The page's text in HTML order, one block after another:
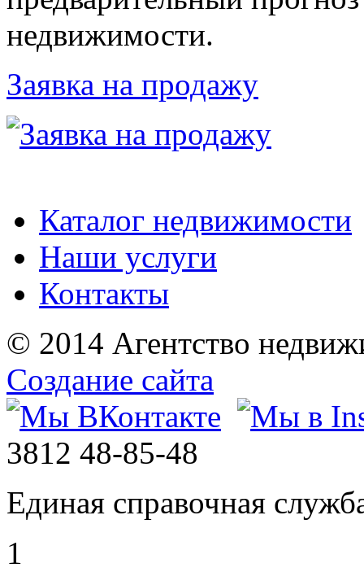
недвижимости.
Заявка на продажу
Каталог недвижимости
Наши услуги
Контакты
© 2014 Агентство
Создание сайта
3812 48-85-48
Единая справочная
1